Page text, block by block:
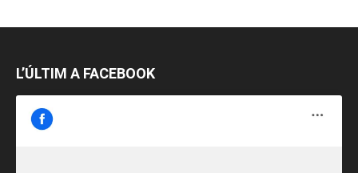
L’ÚLTIM A FACEBOOK